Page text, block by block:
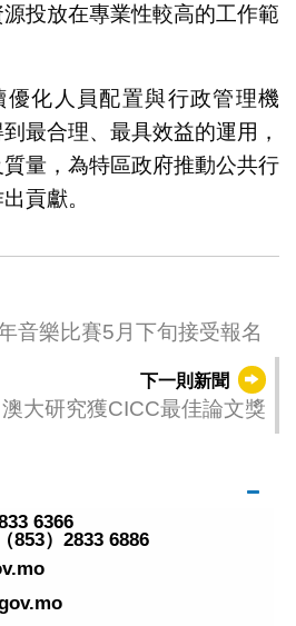
投放在專業性較高的工作範
優化人員配置與行政管理機
最合理、最具效益的運用，
量，為特區政府推動公共行
貢獻。
音樂比賽5月下旬接受報名
下一則新聞
澳大研究獲CICC最佳論文獎
6366
853）2833 6886